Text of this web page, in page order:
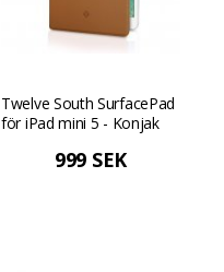
Twelve South SurfacePad
för iPad mini 5 - Konjak
999 SEK